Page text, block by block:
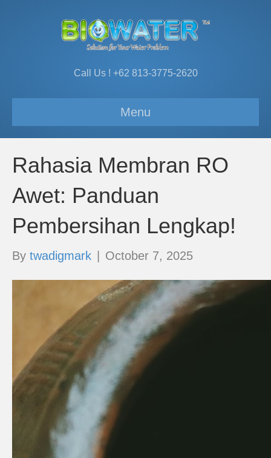
Call Us ! +62 813-3775-2620
Menu
Rahasia Membran RO
Awet: Panduan
Pembersihan Lengkap!
By twadigmark October 7, 2025